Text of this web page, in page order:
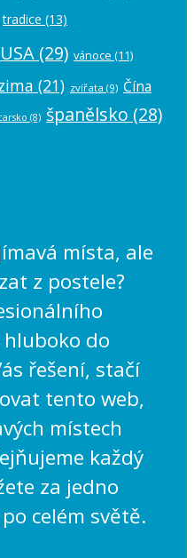
tradice (13)
USA (29) vánoce (11)
(21) zvířata (9) Čína
(8) španělsko (28)
místa, ale
z postele?
do
řešení, stačí
tento web,
místech
každý
za jedno
celém světě.